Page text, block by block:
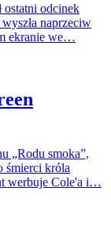
ostatni odcinek
naprzeciw
ekranie we…
„Rodu smoka”,
śmierci króla
werbuje Cole'a i…